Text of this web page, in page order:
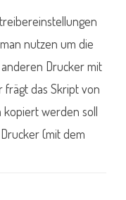
interaktiv
kopieren
nutzen um die
Drucker mit
frägt das Skript von
kopiert werden soll
(mit dem